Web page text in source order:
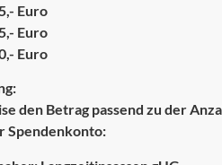
Euro
Euro
Euro
den Betrag passend zu der
Spendenkonto: